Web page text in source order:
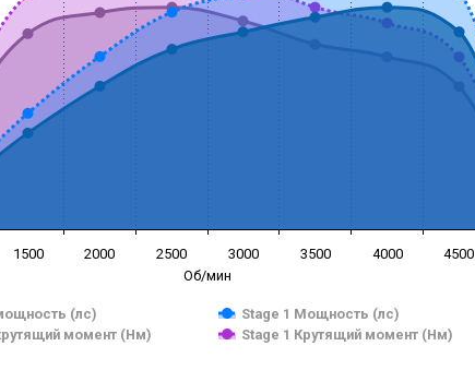
Об/мин
(лс)
Stage 1 Мощность (лс)
момент (Нм)
Stage 1 Крутящий момент (Нм)
1500 2000 2500 3000 3500 4000 4500